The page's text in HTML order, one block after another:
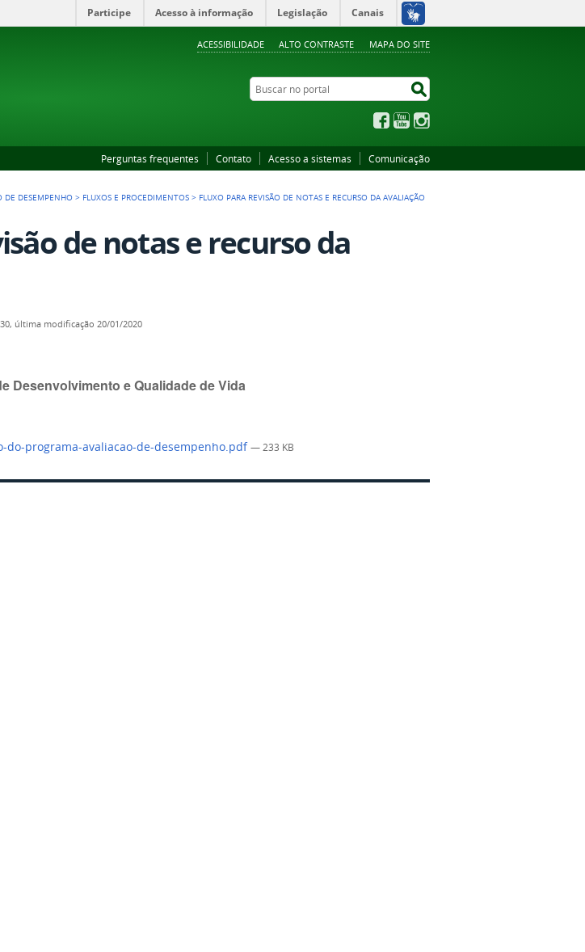
ACESSIBILIDADE ALTO CONTRASTE MAPA DO SITE
Participe Acesso à informação Legislação Canais
Buscar no portal
FacebookYouTube
Perguntas frequentes Contato Acesso a sistemas Comunicação
DE DESEMPENHO > FLUXOS E PROCEDIMENTOS > FLUXO PARA REVISÃO DE NOTAS E RECURSO DA AVALIAÇÃO
de notas e recurso da
última modificação 20/01/2020
Desenvolvimento e Qualidade de Vida
do-programa-avaliacao-de-desempenho.pdf— 233 KB